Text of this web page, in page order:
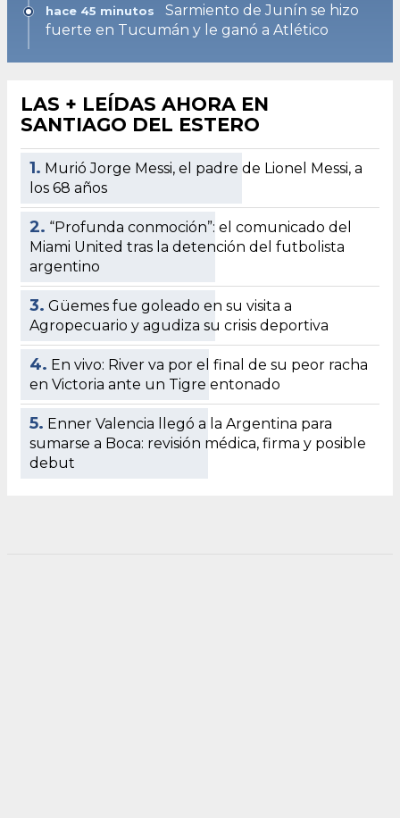
hace 45 minutos
Sarmiento de Junín se hizo
fuerte en Tucumán y le ganó a Atlético
LAS + LEÍDAS AHORA EN
SANTIAGO DEL ESTERO
1. Murió Jorge Messi, el padre de Lionel Messi, a
los 68 años
2. “Profunda conmoción”: el comunicado del
Miami United tras la detención del futbolista
argentino
3. Güemes fue goleado en su visita a
Agropecuario y agudiza su crisis deportiva
4. En vivo: River va por el final de su peor racha
en Victoria ante un Tigre entonado
5. Enner Valencia llegó a la Argentina para
sumarse a Boca: revisión médica, firma y posible
debut